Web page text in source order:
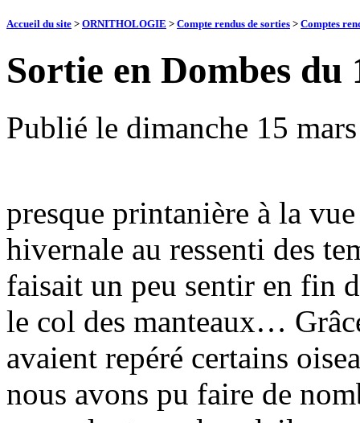
Accueil du site > ORNITHOLOGIE > Compte rendus de sorties > Comptes
Sortie en Dombes du
Publié le dimanche 15
presque printanière à la
hivernale au ressenti des
faisait un peu sentir en fin
le col des manteaux…
avaient repéré certains
nous avons pu faire de